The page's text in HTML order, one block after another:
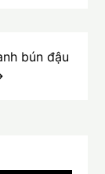
bún đậu